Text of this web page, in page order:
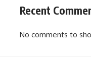
Recent
No comments to